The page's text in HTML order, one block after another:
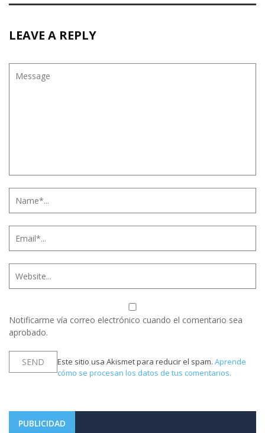
LEAVE A REPLY
Notificarme vía correo electrónico cuando el comentario sea
aprobado.
Este sitio usa Akismet para reducir el spam. Aprende
cómo se procesan los datos de tus comentarios.
PUBLICIDAD